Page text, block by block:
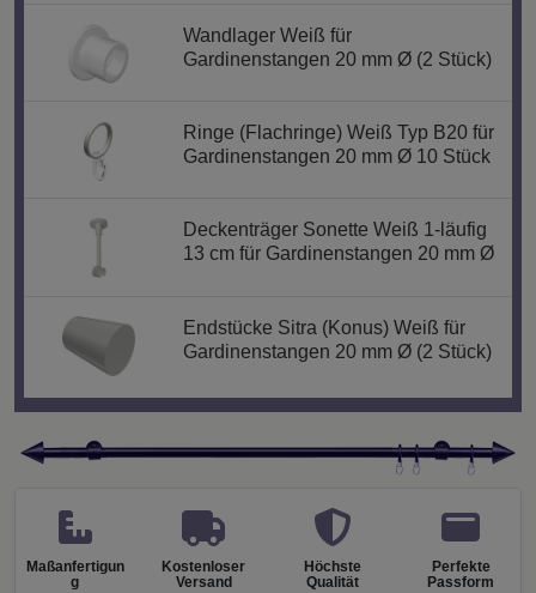
Wandlager Weiß für
Gardinenstangen 20 mm Ø (2 Stück)
Ringe (Flachringe) Weiß Typ B20 für
Gardinenstangen 20 mm Ø 10 Stück
Deckenträger Sonette Weiß 1-läufig
13 cm für Gardinenstangen 20 mm Ø
Endstücke Sitra (Konus) Weiß für
Gardinenstangen 20 mm Ø (2 Stück)
Maßanfertigun
g
Kostenloser
Versand
Höchste
Qualität
Perfekte
Passform